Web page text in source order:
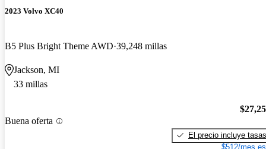
2023 Volvo XC40
B5 Plus Bright Theme AWD 39,248 millas
Jackson, MI
33 millas
Buena oferta
El precio incluye tasas
$512/mes